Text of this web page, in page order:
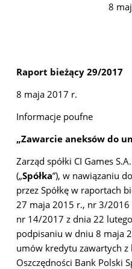
8
Raport bieżący 29/2017
8 maja 2017 r.
Informacje poufne
„Zawarcie aneksów do
Zarząd spółki CI Games
(„Spółka”), w nawiązaniu
przez Spółkę w raportach
27 maja 2015 r., nr 3/
nr 14/2017 z dnia 22
podpisaniu w dniu 8 maja
umów kredytu zawartych z
Oszczędności Bank Polski